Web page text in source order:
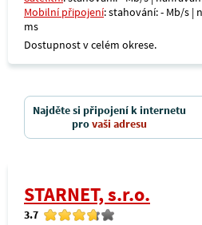
Mobilní připojení: stahování: - Mb/s |
ms
Dostupnost v celém okrese.
Najděte si připojení k internetu
provaši adresu
STARNET, s.r.o.
3.7